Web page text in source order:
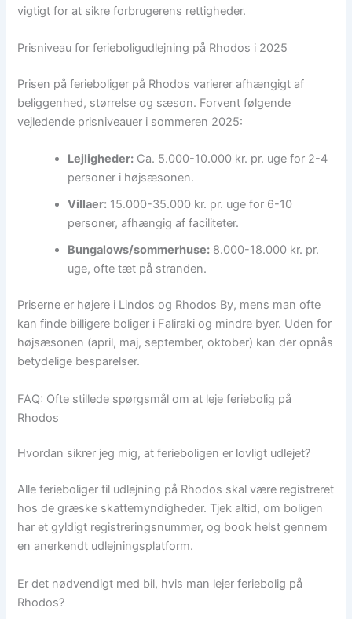
vigtigt for at sikre forbrugerens rettigheder.
Prisniveau for ferieboligudlejning på Rhodos i 2025
Prisen på ferieboliger på Rhodos varierer afhængigt af
beliggenhed, størrelse og sæson. Forvent følgende
vejledende prisniveauer i sommeren 2025:
Lejligheder: Ca. 5.000-10.000 kr. pr. uge for 2-4
personer i højsæsonen.
Villaer: 15.000-35.000 kr. pr. uge for 6-10
personer, afhængig af faciliteter.
Bungalows/sommerhuse: 8.000-18.000 kr. pr.
uge, ofte tæt på stranden.
Priserne er højere i Lindos og Rhodos By, mens man ofte
kan finde billigere boliger i Faliraki og mindre byer. Uden for
højsæsonen (april, maj, september, oktober) kan der opnås
betydelige besparelser.
FAQ: Ofte stillede spørgsmål om at leje feriebolig på
Rhodos
Hvordan sikrer jeg mig, at ferieboligen er lovligt udlejet?
Alle ferieboliger til udlejning på Rhodos skal være registreret
hos de græske skattemyndigheder. Tjek altid, om boligen
har et gyldigt registreringsnummer, og book helst gennem
en anerkendt udlejningsplatform.
Er det nødvendigt med bil, hvis man lejer feriebolig på
Rhodos?